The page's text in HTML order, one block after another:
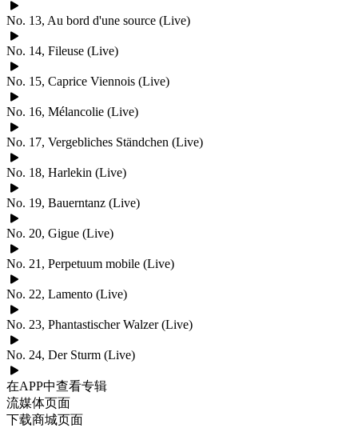
No. 13, Au bord d'une source (Live)
No. 14, Fileuse (Live)
No. 15, Caprice Viennois (Live)
No. 16, Mélancolie (Live)
No. 17, Vergebliches Ständchen (Live)
No. 18, Harlekin (Live)
No. 19, Bauerntanz (Live)
No. 20, Gigue (Live)
No. 21, Perpetuum mobile (Live)
No. 22, Lamento (Live)
No. 23, Phantastischer Walzer (Live)
No. 24, Der Sturm (Live)
在APP中查看专辑
流媒体页面
下载商城页面